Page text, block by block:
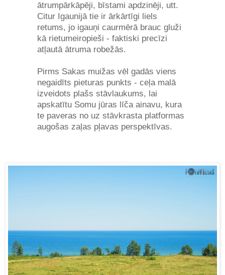
ātrumpārkāpēji, bīstami apdzinēji, utt.
Citur Igaunijā tie ir ārkārtīgi liels
retums, jo igauņi caurmērā brauc gluži
kā rietumeiropieši - faktiski precīzi
atļautā ātruma robežās.
Pirms Sakas muižas vēl gadās viens
negaidīts pieturas punkts - ceļa malā
izveidots plašs stāvlaukums, lai
apskatītu Somu jūras līča ainavu, kura
te paveras no uz stāvkrasta platformas
augošas zaļas pļavas perspektīvas.